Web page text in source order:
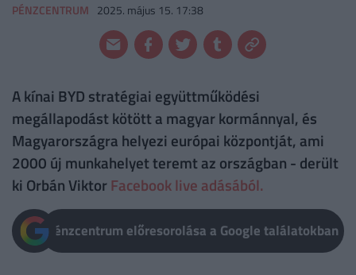
PÉNZCENTRUM 2025. május 15. 17:38
A kínai BYD stratégiai együttműködési
megállapodást kötött a magyar kormánnyal, és
Magyarországra helyezi európai központját, ami
2000 új munkahelyet teremt az országban - derült
ki Orbán Viktor Facebook live adásából.
Pénzcentrum előresorolása a Google találatokban